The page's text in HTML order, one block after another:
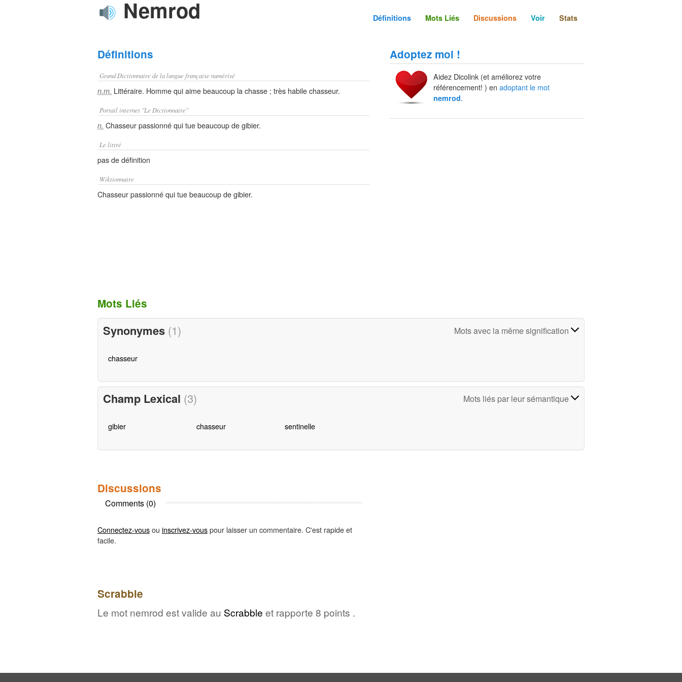
Nemrod Définitions Mots Liés Discussions Voir Stats
Définitions
Grand Dictionnaire de la langue française numérisé
n.m. Littéraire. Homme qui aime beaucoup la chasse ; très habile chasseur.
Portail internet "Le Dictionnaire"
n. Chasseur passionné qui tue beaucoup de gibier.
Le littré
pas de définition
Wiktionnaire
Chasseur passionné qui tue beaucoup de gibier.
Adoptez moi !
Aidez Dicolink (et améliorez votre
référencement! ) en adoptant le mot
nemrod.
Mots Liés
Synonymes (1) Mots avec la même signification
chasseur
Champ Lexical (3) Mots liés par leur sémantique
gibier chasseur sentinelle
Discussions
Comments (0)
Connectez-vousou inscrivez-vouspour laisser un commentaire. C'est rapide et
facile.
Scrabble
Le mot nemrod est valide au Scrabble et rapporte 8 points .